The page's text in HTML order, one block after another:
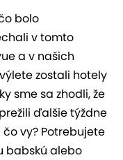
bolo
v tomto
a v našich
zostali hotely
sme sa zhodli, že
ďalšie týždne
vy? Potrebujete
babskú alebo